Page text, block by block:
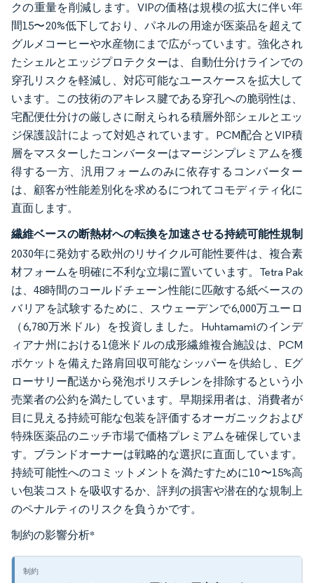
クの重量を削減します。VIPの価格は規模の拡大に伴い年
間15〜20%低下しており、パネルの用途が医薬品を超えて
グルメコーヒーや水産物にまで広がっています。強化され
たシェルとエッジプロテクターは、自動仕分けラインでの
穿孔リスクを軽減し、対応可能なユースケースを拡大して
います。この技術のアキレス腱である穿孔への脆弱性は、
宅配便仕分けの厳しさに耐えられる積層外部シェルとエッ
ジ保護設計によって対処されています。PCM配合とVIP積
層をマスターしたコンバーターはマージンプレミアムを獲
得する一方、汎用フォームのみに依存するコンバーター
は、顧客が性能差別化を求めるにつれてコモディティ化に
直面します。
繊維ベースの断熱材への転換を加速させる持続可能性規制
2030年に発効する欧州のリサイクル可能性要件は、複合素
材フォームを明確に不利な立場に置いています。Tetra Pak
は、48時間のコールドチェーン性能に匹敵する紙ベースの
バリアを試験するために、スウェーデンで6,000万ユーロ
（6,780万米ドル）を投資しました。Huhtamamiのインデ
ィアナ州における1億米ドルの成形繊維複合施設は、PCM
ポケットを備えた路肩回収可能なシッパーを供給し、Eグ
ローサリー配送から発泡ポリスチレンを排除するという小
売業者の公約を満たしています。早期採用者は、消費者が
目に見える持続可能な包装を評価するオーガニックおよび
特殊医薬品のニッチ市場で価格プレミアムを確保していま
す。ブランドオーナーは戦略的な選択に直面しています。
持続可能性へのコミットメントを満たすために10〜15%高
い包装コストを吸収するか、評判の損害や潜在的な規制上
のペナルティのリスクを負うかです。
制約の影響分析*